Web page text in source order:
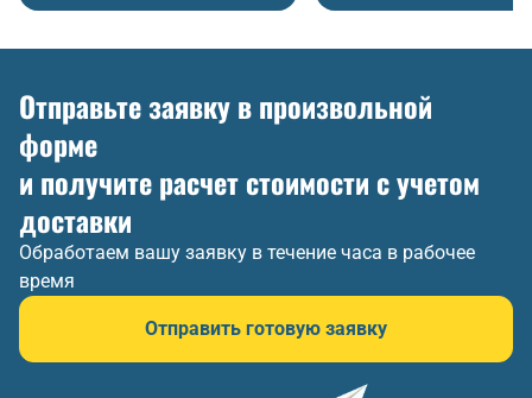
Отправьте заявку в произвольной
форме
и получите расчет стоимости с учетом
доставки
Обработаем вашу заявку в течение часа в рабочее
время
Отправить готовую заявку